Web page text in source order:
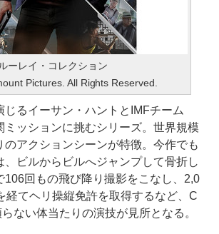
ーレイ・コレクション
Pictures. All Rights Reserved.
じるイーサン・ハントとIMFチーム
ミッションに挑むシリーズ。世界規模
のアクションシーンが特徴。今作でも
、ビルからビルへジャンプして骨折し
106回もの飛び降り撮影をこなし、2,0
経てヘリ操縦免許を取得するなど、C
ない体当たりの演技が見所となる。